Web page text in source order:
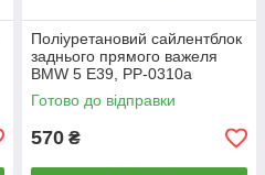
Поліуретановий сайлентблок
заднього прямого важеля
BMW 5 E39, PP-0310a
Готово до відправки
570 ₴